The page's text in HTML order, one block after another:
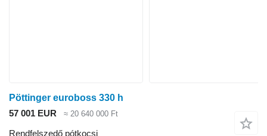
Pöttinger euroboss 330 h
57 001 EUR
≈ 20 640 000 Ft
Rendfelszedő pótkocsi